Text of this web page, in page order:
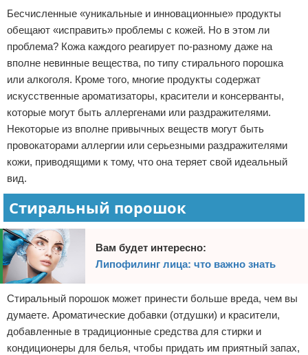
Бесчисленные «уникальные и инновационные» продукты
обещают «исправить» проблемы с кожей. Но в этом ли
проблема? Кожа каждого реагирует по-разному даже на
вполне невинные вещества, по типу стирального порошка
или алкоголя. Кроме того, многие продукты содержат
искусственные ароматизаторы, красители и консерванты,
которые могут быть аллергенами или раздражителями.
Некоторые из вполне привычных веществ могут быть
провокаторами аллергии или серьезными раздражителями
кожи, приводящими к тому, что она теряет свой идеальный
вид.
Стиральный порошок
Вам будет интересно:
Липофилинг лица: что важно знать
Стиральный порошок может принести больше вреда, чем вы
думаете. Ароматические добавки (отдушки) и красители,
добавленные в традиционные средства для стирки и
кондиционеры для белья, чтобы придать им приятный запах,